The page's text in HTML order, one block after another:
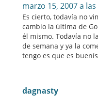
marzo 15, 2007 a las
Es cierto, todavía no
cambio la última de
él mismo. Todavía no
de semana y ya la
tengo es que es
dagnasty